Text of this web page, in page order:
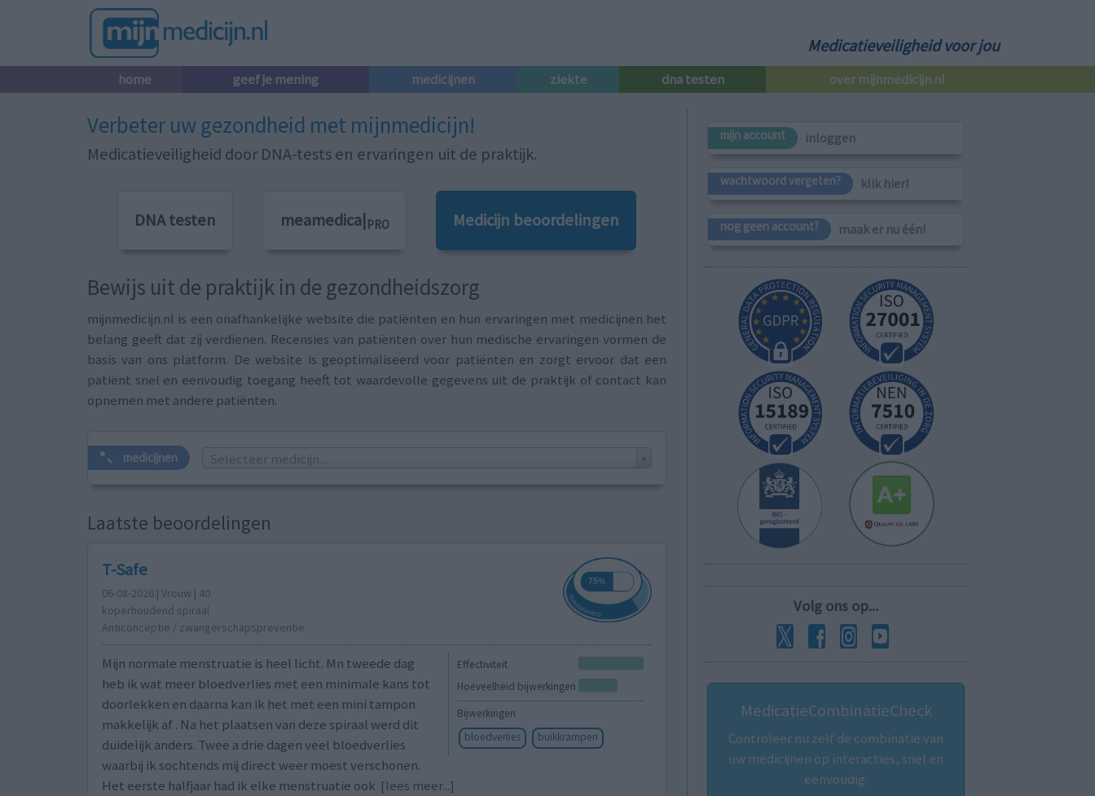
Medicatieveiligheid voor jou
home geef je mening medicijnen ziekte dna testen over mijnmedicijn.nl
Verbeter uw gezondheid met mijnmedicijn!
Medicatieveiligheid door DNA-tests en ervaringen uit de praktijk.
DNA testen meamedica| PRO Medicijn beoordelingen
Bewijs uit de praktijk in de gezondheidszorg
mijnmedicijn.nl is een onafhankelijke website die patiënten en hun ervaringen met medicijnen het
belang geeft dat zij verdienen. Recensies van patiënten over hun medische ervaringen vormen de
basis van ons platform. De website is geoptimaliseerd voor patiënten en zorgt ervoor dat een
patiënt snel en eenvoudig toegang heeft tot waardevolle gegevens uit de praktijk of contact kan
opnemen met andere patiënten.
medicijnen Selecteer medicijn...
Laatste beoordelingen
T-Safe
06-08-2026 | Vrouw | 40
koperhoudend spiraal
Anticonceptie / zwangerschapspreventie
Effectiviteit
Hoeveelheid bijwerkingen
Bijwerkingen
bloedverlies
buikkrampen
Mijn normale menstruatie is heel licht. Mn tweede dag
heb ik wat meer bloedverlies met een minimale kans tot
doorlekken en daarna kan ik het met een mini tampon
makkelijk af . Na het plaatsen van deze spiraal werd dit
duidelijk anders. Twee a drie dagen veel bloedverlies
waarbij ik sochtends mij direct weer moest verschonen.
Het eerste halfjaar had ik elke menstruatie ook [lees meer...]
mijn account inloggen
wachtwoord vergeten? klik hier!
nog geen account? maak er nu één!
Volg ons op...
MedicatieCombinatieCheck
Controleer nu zelf de combinatie van
uw medicijnen op interacties, snel en
eenvoudig.